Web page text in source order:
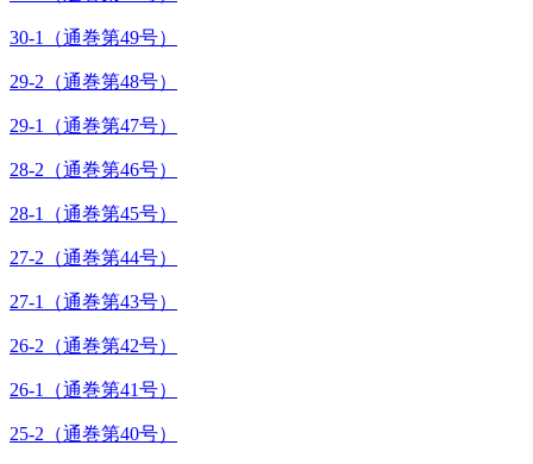
30-1（通巻第49号）
29-2（通巻第48号）
29-1（通巻第47号）
28-2（通巻第46号）
28-1（通巻第45号）
27-2（通巻第44号）
27-1（通巻第43号）
26-2（通巻第42号）
26-1（通巻第41号）
25-2（通巻第40号）